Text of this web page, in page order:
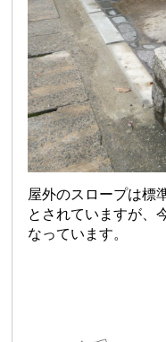
屋外のスロープは標
とされていますが、
なっています。